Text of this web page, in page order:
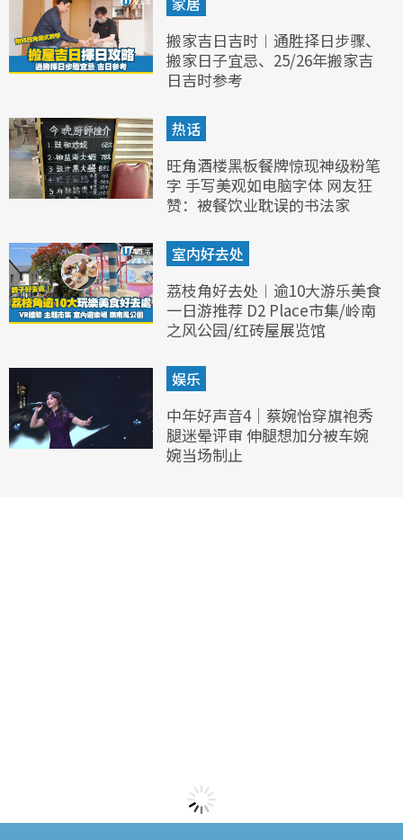
搬家吉日吉时︱通胜择日步骤、
搬家日子宜忌、25/26年搬家吉
日吉时参考
热话
旺角酒楼黑板餐牌惊现神级粉笔
字 手写美观如电脑字体 网友狂
赞：被餐饮业耽误的书法家
室内好去处
荔枝角好去处︱逾10大游乐美食
一日游推荐 D2 Place市集/岭南
之风公园/红砖屋展览馆
娱乐
中年好声音4｜蔡婉怡穿旗袍秀
腿迷晕评审 伸腿想加分被车婉
婉当场制止